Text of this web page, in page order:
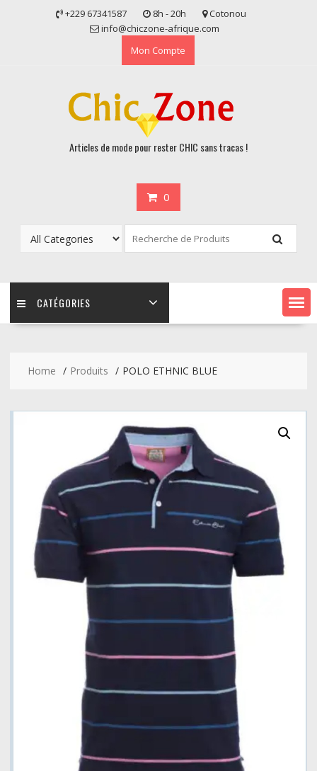
+229 67341587 8h - 20h
Cotonou
info@chiczone-afrique.com
Mon Compte
Articles de mode pour rester CHIC sans tracas !
0
CATÉGORIES
Home Produits POLO ETHNIC BLUE